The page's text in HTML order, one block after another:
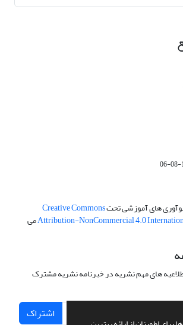
های آموزشی تحتCreative Commons
Attribution-NonCommercial 4.0می
های مهم نشریه در خبرنامه نشریه مشترک
اشتراک